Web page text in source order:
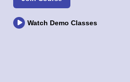
Watch Demo Classes